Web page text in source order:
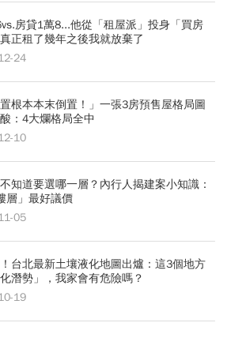
房貸1萬8...他從「租屋派」投身「買房
正租了幾年之後我就放棄了
24
置根本本末倒置！」一張3房預售屋格局圖
：4大爛格局全中
10
知道要選哪一層？內行人揭建案小知識：
層」最好議價
05
台北最新土壤液化地圖出爐：這3個地方
潛勢」，我家會有危險嗎？
19